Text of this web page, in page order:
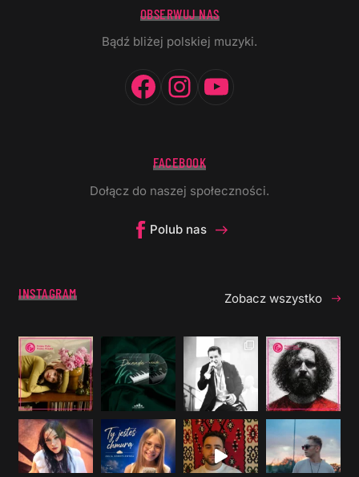
OBSERWUJ NAS
Bądź bliżej polskiej muzyki.
Facebook
Instagram
FACEBOOK
Dołącz do naszej społeczności.
Polub nas
INSTAGRAM Zobacz wszystko